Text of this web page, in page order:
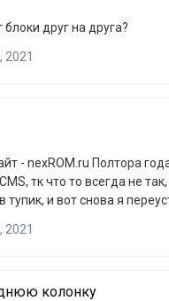
друг на друга?
2021
я работаю над сайтом, и уже
тк что то всегда не
и вот снова я
что нужно
создать
2021
колонку